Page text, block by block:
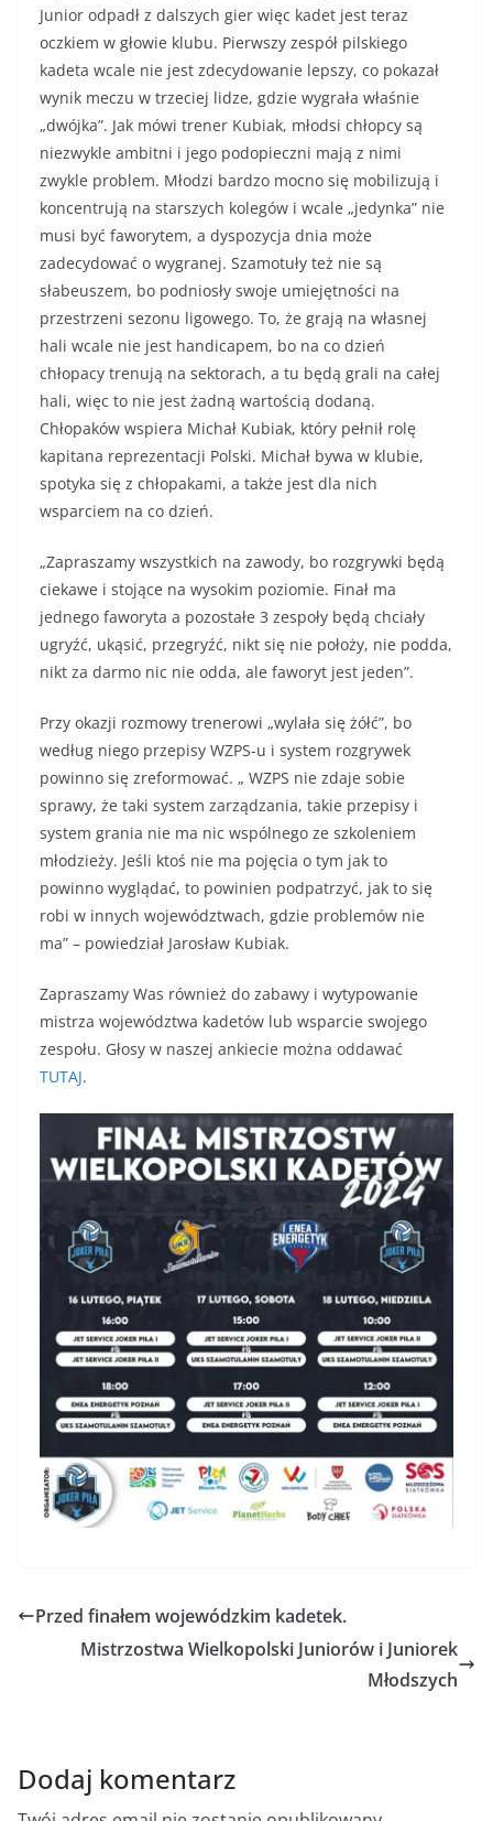
Junior odpadł z dalszych gier więc kadet jest teraz
oczkiem w głowie klubu. Pierwszy zespół pilskiego
kadeta wcale nie jest zdecydowanie lepszy, co pokazał
wynik meczu w trzeciej lidze, gdzie wygrała właśnie
„dwójka”. Jak mówi trener Kubiak, młodsi chłopcy są
niezwykle ambitni i jego podopieczni mają z nimi
zwykle problem. Młodzi bardzo mocno się mobilizują i
koncentrują na starszych kolegów i wcale „jedynka” nie
musi być faworytem, a dyspozycja dnia może
zadecydować o wygranej. Szamotuły też nie są
słabeuszem, bo podniosły swoje umiejętności na
przestrzeni sezonu ligowego. To, że grają na własnej
hali wcale nie jest handicapem, bo na co dzień
chłopacy trenują na sektorach, a tu będą grali na całej
hali, więc to nie jest żadną wartością dodaną.
Chłopaków wspiera Michał Kubiak, który pełnił rolę
kapitana reprezentacji Polski. Michał bywa w klubie,
spotyka się z chłopakami, a także jest dla nich
wsparciem na co dzień.
„Zapraszamy wszystkich na zawody, bo rozgrywki będą
ciekawe i stojące na wysokim poziomie. Finał ma
jednego faworyta a pozostałe 3 zespoły będą chciały
ugryźć, ukąsić, przegryźć, nikt się nie położy, nie podda,
nikt za darmo nic nie odda, ale faworyt jest jeden”.
Przy okazji rozmowy trenerowi „wylała się żółć”, bo
według niego przepisy WZPS-u i system rozgrywek
powinno się zreformować. „ WZPS nie zdaje sobie
sprawy, że taki system zarządzania, takie przepisy i
system grania nie ma nic wspólnego ze szkoleniem
młodzieży. Jeśli ktoś nie ma pojęcia o tym jak to
powinno wyglądać, to powinien podpatrzyć, jak to się
robi w innych województwach, gdzie problemów nie
ma” – powiedział Jarosław Kubiak.
Zapraszamy Was również do zabawy i wytypowanie
mistrza województwa kadetów lub wsparcie swojego
zespołu. Głosy w naszej ankiecie można oddawać
TUTAJ.
Przed finałem wojewódzkim kadetek.
Mistrzostwa Wielkopolski Juniorów i Juniorek
Młodszych
Dodaj komentarz